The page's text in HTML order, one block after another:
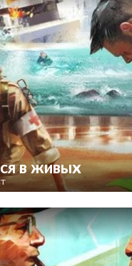
в живых